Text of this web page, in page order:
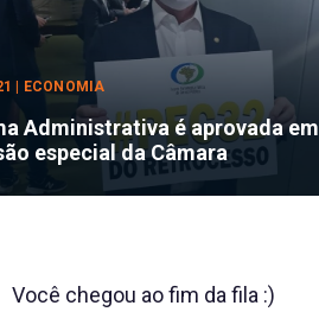
| ECONOMIA
Administrativa é aprovada em
especial da Câmara
Você chegou ao fim da fila :)